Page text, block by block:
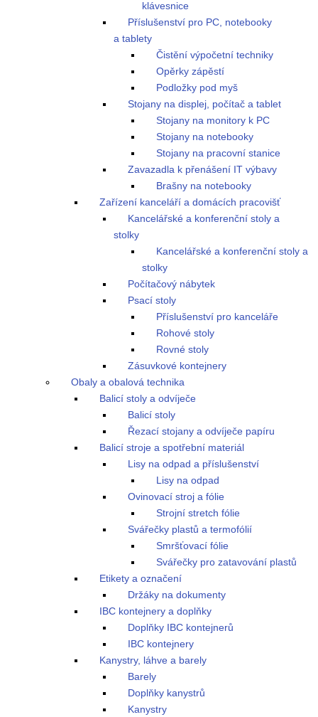
klávesnice
Příslušenství pro PC, notebooky
a tablety
Čistění výpočetní techniky
Opěrky zápěstí
Podložky pod myš
Stojany na displej, počítač a tablet
Stojany na monitory k PC
Stojany na notebooky
Stojany na pracovní stanice
Zavazadla k přenášení IT výbavy
Brašny na notebooky
Zařízení kanceláří a domácích pracovišť
Kancelářské a konferenční stoly a
stolky
Kancelářské a konferenční stoly a
stolky
Počítačový nábytek
Psací stoly
Příslušenství pro kanceláře
Rohové stoly
Rovné stoly
Zásuvkové kontejnery
Obaly a obalová technika
Balicí stoly a odvíječe
Balicí stoly
Řezací stojany a odvíječe papíru
Balicí stroje a spotřební materiál
Lisy na odpad a příslušenství
Lisy na odpad
Ovinovací stroj a fólie
Strojní stretch fólie
Svářečky plastů a termofólií
Smršťovací fólie
Svářečky pro zatavování plastů
Etikety a označení
Držáky na dokumenty
IBC kontejnery a doplňky
Doplňky IBC kontejnerů
IBC kontejnery
Kanystry, láhve a barely
Barely
Doplňky kanystrů
Kanystry